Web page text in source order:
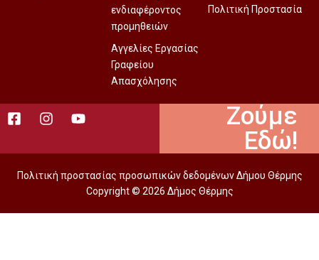
ενδιαφέροντος
προμηθειών
Αγγελίες Εργασίας
Γραφείου
Απασχόλησης
Πολιτική Προστασία
Ζούμε
Εδώ!
Πολιτική προστασίας προσωπικών δεδομένων Δήμου Θέρμης
Copyright © 2026 Δήμος Θέρμης